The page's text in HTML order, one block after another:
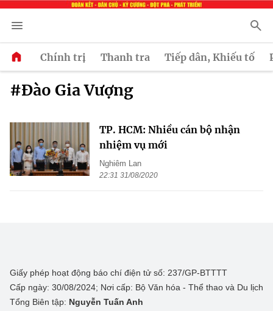
Chính trị Thanh tra Tiếp dân, Khiếu tố
#Đào Gia Vượng
TP. HCM: Nhiều cán bộ nhận
nhiệm vụ mới
Nghiêm Lan
22:31 31/08/2020
Giấy phép hoạt động báo chí điện tử số: 237/GP-BTTTT
Cấp ngày: 30/08/2024; Nơi cấp: Bộ Văn hóa - Thể thao và Du lịch
Tổng Biên tập: Nguyễn Tuấn Anh